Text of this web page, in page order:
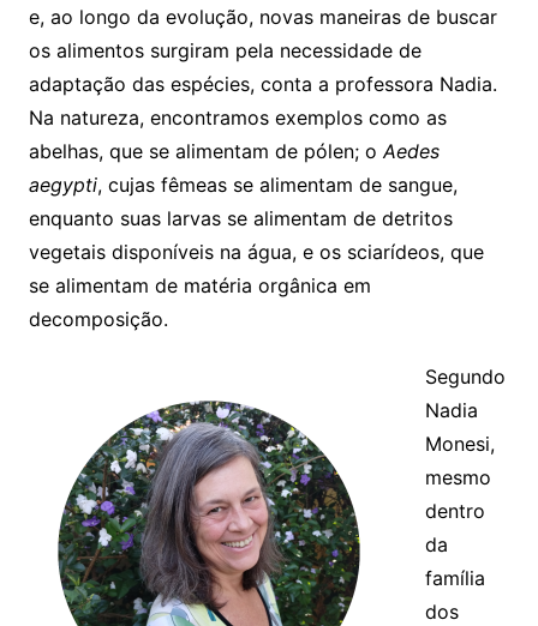
e, ao longo da evolução, novas maneiras de buscar
os alimentos surgiram pela necessidade de
adaptação das espécies, conta a professora Nadia.
Na natureza, encontramos exemplos como as
abelhas, que se alimentam de pólen; oAedes
aegypti, cujas fêmeas se alimentam de sangue,
enquanto suas larvas se alimentam de detritos
vegetais disponíveis na água, e os sciarídeos, que
se alimentam de matéria orgânica em
decomposição.
Segundo
Nadia
Monesi,
mesmo
dentro
da
família
dos